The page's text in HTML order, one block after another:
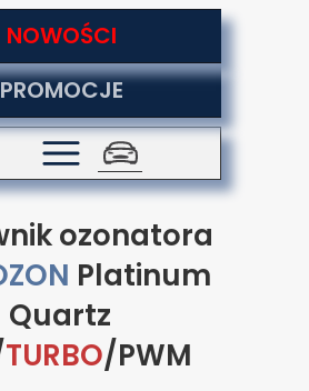
NOWOŚCI
PROMOCJE
ozonatora
Platinum
Quartz
TURBO/PWM